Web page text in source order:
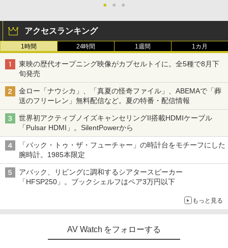
● ● ●
アクセスランキング
1時間 24時間 1週間 1カ月
東映の歴代オープニング映像がカプセルトイに。全5種で8月下
旬発売
金ロー「ナウシカ」、「真夏の怪奇ファイル」、ABEMAで「葬
送のフリーレン」無料配信など。夏の特番・配信情報
世界初アクティブノイズキャンセリングII搭載HDMIケーブル
「Pulsar HDMI」。SilentPowerから
「バック・トゥ・ザ・フューチャー」の時計台をモチーフにした
腕時計。1985本限定
アバック、リビングに調和するシアタースピーカー
「HFSP250」。ブックシェルフはペア3万円以下
もっと見る
AV Watch をフォローする